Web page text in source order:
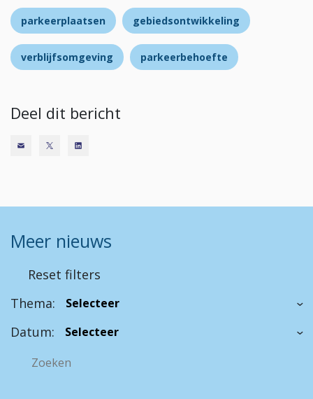
parkeerplaatsen gebiedsontwikkeling
verblijfsomgeving parkeerbehoefte
Deel dit bericht
Meer nieuws
Reset filters
Thema:
Datum: